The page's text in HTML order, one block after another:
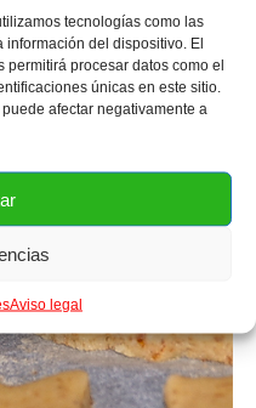
tecnologías como las
información del dispositivo. El
permitirá procesar datos como el
únicas en este sitio.
afectar negativamente a
Aviso legal